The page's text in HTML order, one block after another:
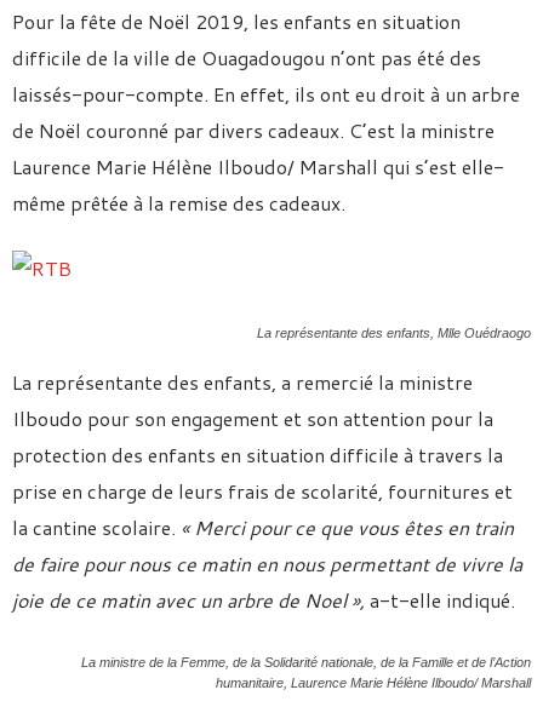
Pour la fête de Noël 2019, les enfants en situation
difficile de la ville de Ouagadougou n’ont pas été des
laissés-pour-compte. En effet, ils ont eu droit à un arbre
de Noël couronné par divers cadeaux. C’est la ministre
Laurence Marie Hélène Ilboudo/ Marshall qui s’est elle-
même prêtée à la remise des cadeaux.
La représentante des enfants, Mlle Ouédraogo
La représentante des enfants, a remercié la ministre
Ilboudo pour son engagement et son attention pour la
protection des enfants en situation difficile à travers la
prise en charge de leurs frais de scolarité, fournitures et
la cantine scolaire. « Merci pour ce que vous êtes en train
de faire pour nous ce matin en nous permettant de vivre la
joie de ce matin avec un arbre de Noel », a-t-elle indiqué.
La ministre de la Femme, de la Solidarité nationale, de la Famille et de l’Action
humanitaire, Laurence Marie Hélène Ilboudo/ Marshall